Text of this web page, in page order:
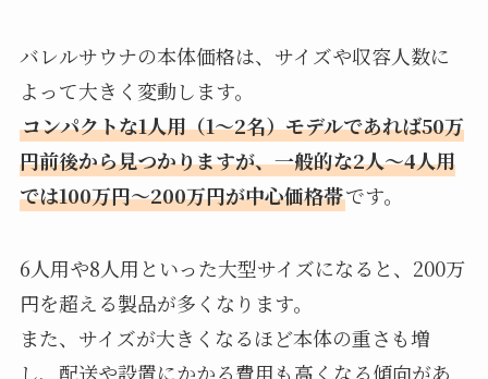
バレルサウナの本体価格は、サイズや収容人数に
よって大きく変動します。
コンパクトな1人用（1〜2名）モデルであれば50万
円前後から見つかりますが、一般的な2人〜4人用
では100万円〜200万円が中心価格帯です。
6人用や8人用といった大型サイズになると、200万
円を超える製品が多くなります。
また、サイズが大きくなるほど本体の重さも増
し、配送や設置にかかる費用も高くなる傾向があ